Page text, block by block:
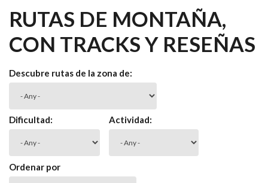
RUTAS DE MONTAÑA,
CON TRACKS Y RESEÑAS
Descubre rutas de la zona de:
Dificultad: Actividad:
Ordenar por